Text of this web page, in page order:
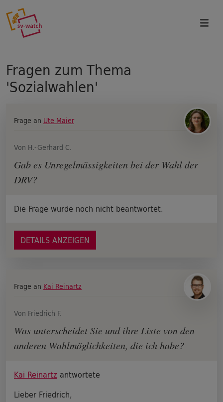
Direkt zum Inhalt
Fragen zum Thema
'Sozialwahlen'
Frage an Ute Maier
Von H.-Gerhard C.
Gab es Unregelmässigkeiten bei der Wahl der
DRV?
Die Frage wurde noch nicht beantwortet.
DETAILS ANZEIGEN
Frage an Kai Reinartz
Von Friedrich F.
Was unterscheidet Sie und ihre Liste von den
anderen Wahlmöglichkeiten, die ich habe?
Kai Reinartz antwortete
Lieber Friedrich,